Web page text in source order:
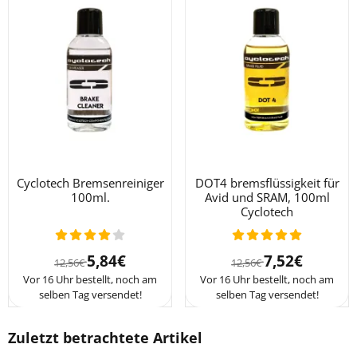
Cyclotech Bremsenreiniger
100ml.
Von 12,56 für 5,84
12,56€5,84€
Vor 16 Uhr bestellt, noch am
selben Tag versendet!
DOT4 bremsflüssigkeit für
Avid und SRAM, 100ml
Cyclotech
Von 12,56 für
12,56€7,52€
Vor 16 Uhr bestellt, noch am
selben Tag versendet!
Zuletzt betrachtete Artikel